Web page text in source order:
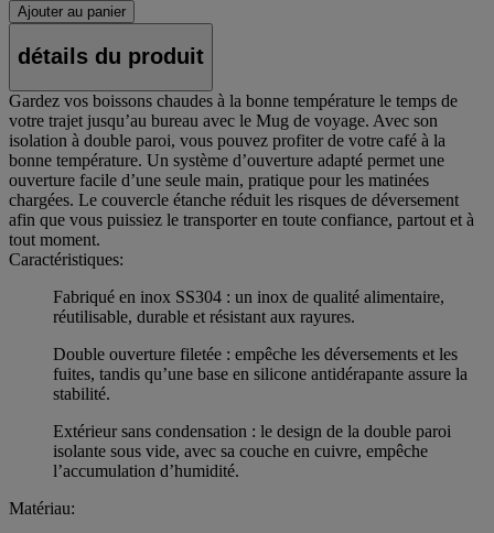
Ajouter au panier
détails du produit
Gardez vos boissons chaudes à la bonne température le temps de
votre trajet jusqu’au bureau avec le Mug de voyage. Avec son
isolation à double paroi, vous pouvez profiter de votre café à la
bonne température. Un système d’ouverture adapté permet une
ouverture facile d’une seule main, pratique pour les matinées
chargées. Le couvercle étanche réduit les risques de déversement
afin que vous puissiez le transporter en toute confiance, partout et à
tout moment.
Caractéristiques:
Fabriqué en inox SS304 : un inox de qualité alimentaire,
réutilisable, durable et résistant aux rayures.
Double ouverture filetée : empêche les déversements et les
fuites, tandis qu’une base en silicone antidérapante assure la
stabilité.
Extérieur sans condensation : le design de la double paroi
isolante sous vide, avec sa couche en cuivre, empêche
l’accumulation d’humidité.
Matériau: